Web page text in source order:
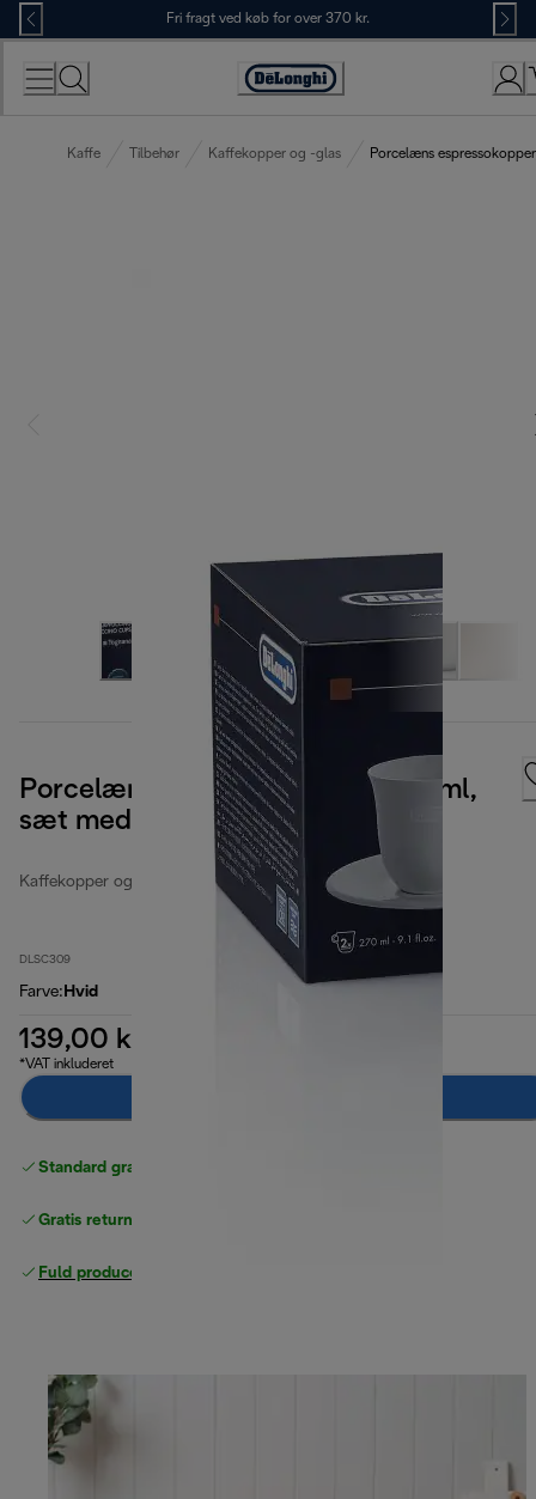
Skip
to
Content
Fri fragt ved køb for over 370 kr.
Accessibility
Kaffe Tilbehør Kaffekopper og -glas Porcelæns
Porcelæns espressokopper, 270 ml,
sæt med 2 stk.
Kaffekopper og -glas
DLSC309
Farve: Hvid
139,00 kr.
*VAT inkluderet
Standard gratis levering
Gratis returneringer
Fuld producentgaranti